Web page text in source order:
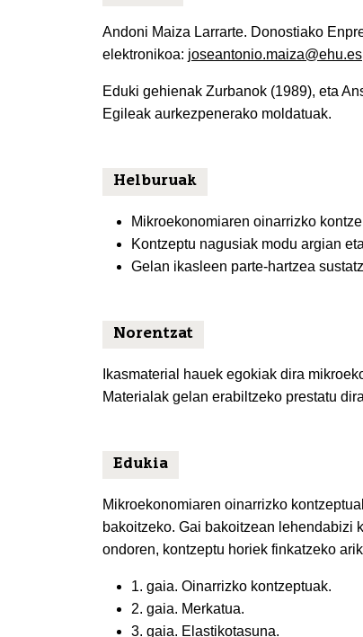
Andoni Maiza Larrarte. Donostiako
elektronikoa: joseantonio.maiza@ehu.es
Eduki gehienak Zurbanok (1989), eta
Egileak aurkezpenerako moldatuak.
Helburuak
Mikroekonomiaren oinarrizko
Kontzeptu nagusiak modu argian
Gelan ikasleen parte-hartzea
Norentzat
Ikasmaterial hauek egokiak dira
Materialak gelan erabiltzeko prestatu
Edukia
Mikroekonomiaren oinarrizko
bakoitzeko. Gai bakoitzean lehendabizi
ondoren, kontzeptu horiek finkatzeko
1. gaia. Oinarrizko kontzeptuak.
2. gaia. Merkatua.
3. gaia. Elastikotasuna.